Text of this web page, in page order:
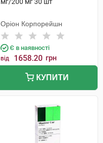
Оріон Корпорейшн
Є в наявності
від 1658.20 грн
КУПИТИ